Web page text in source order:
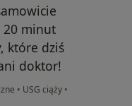
20 minut
które dziś
doktor!
• USG ciąży •